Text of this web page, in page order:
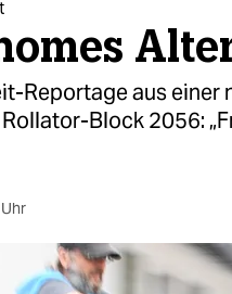
Reportage aus einer
Block 2056: